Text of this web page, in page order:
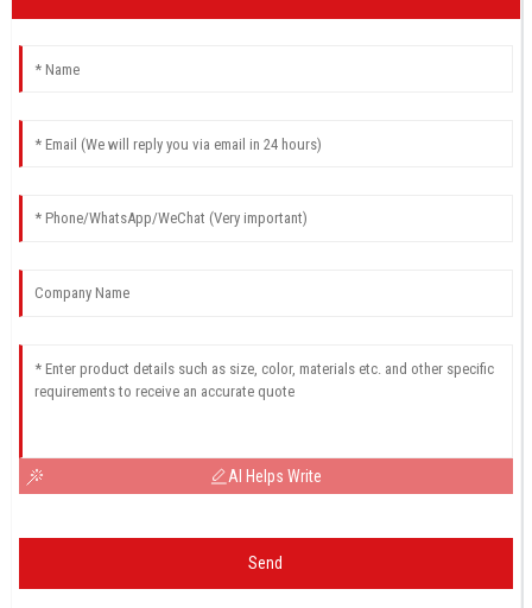
AI Helps Write
Send